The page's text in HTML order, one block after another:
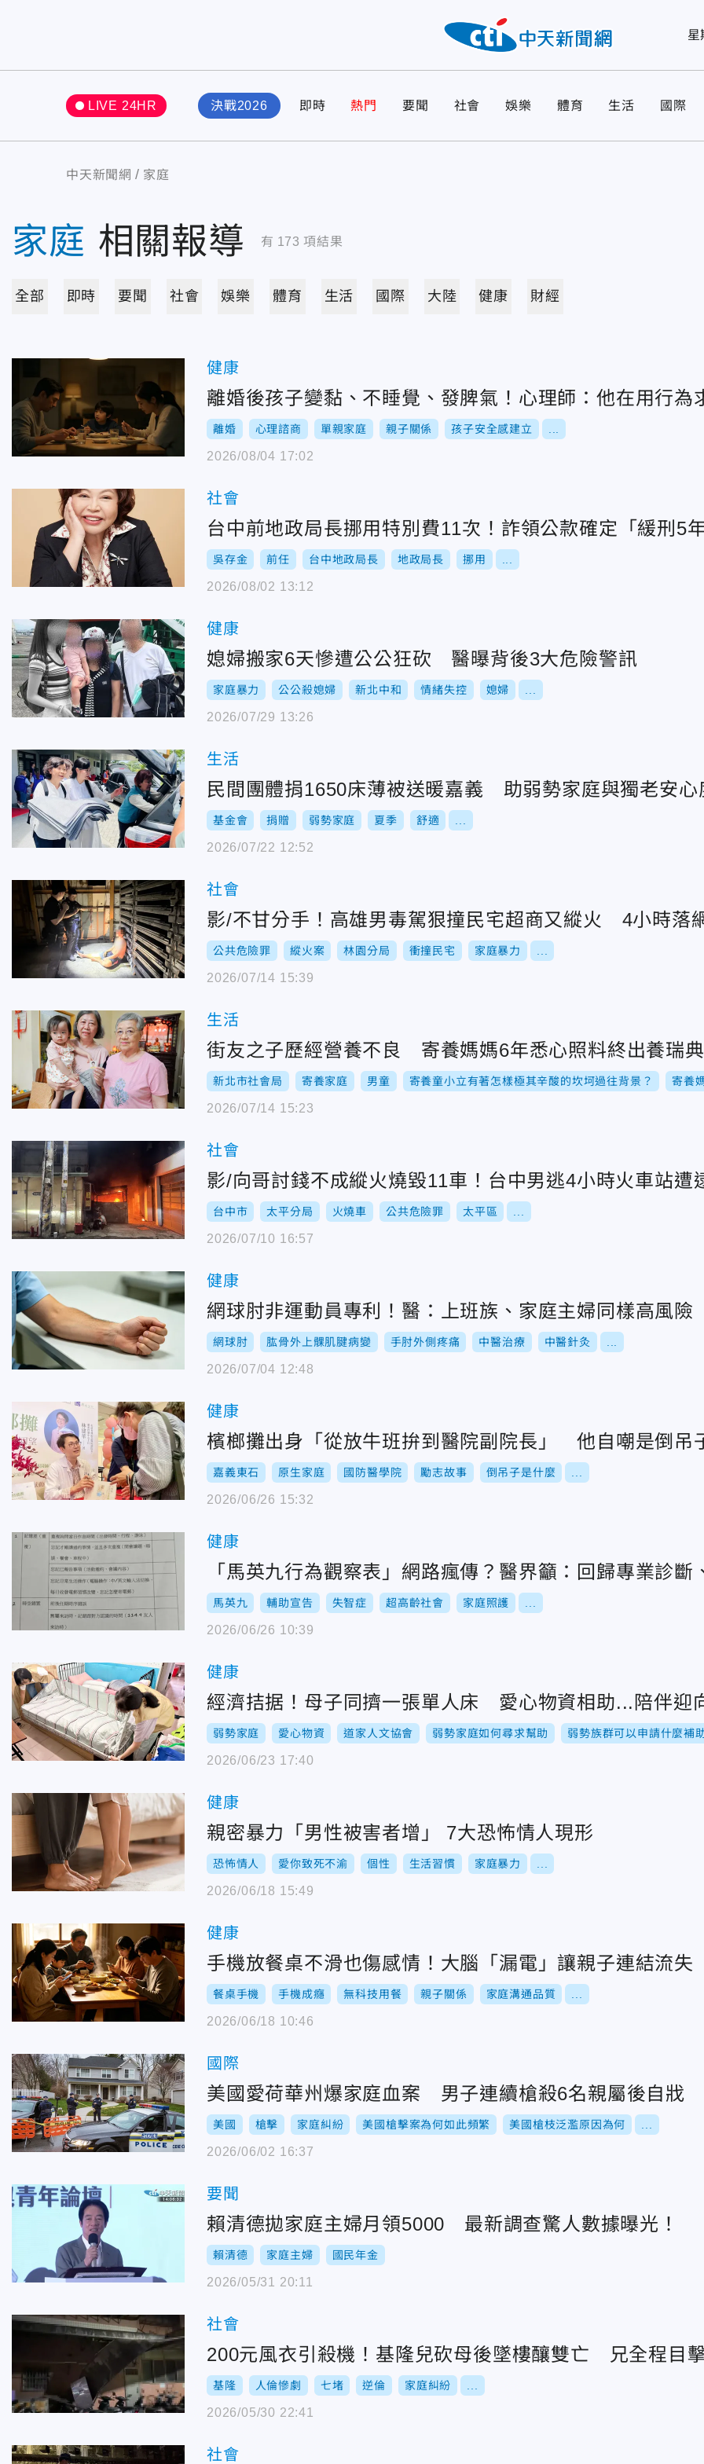
星
LIVE 24HR 決戰2026 即時 熱門 要聞 社會 娛樂 體育 生活 國際
中天新聞網 家庭
家庭 相關報導 有 173 項結果
全部 即時 要聞 社會 娛樂 體育 生活 國際 大陸 健康 財經
健康
離婚後孩子變黏、不睡覺、發脾氣！心理師：他在用行為
離婚 心理諮商 單親家庭 親子關係 孩子安全感建立
2026/08/04 17:02
社會
台中前地政局長挪用特別費11次！詐領公款確定「緩刑5年
吳存金 前任 台中地政局長 地政局長 挪用
2026/08/02 13:12
健康
媳婦搬家6天慘遭公公狂砍 醫曝背後3大危險警訊
家庭暴力 公公殺媳婦 新北中和 情緒失控 媳婦
2026/07/29 13:26
生活
民間團體捐1650床薄被送暖嘉義 助弱勢家庭與獨老安心
基金會 捐贈 弱勢家庭 夏季 舒適
2026/07/22 12:52
社會
影/不甘分手！高雄男毒駕狠撞民宅超商又縱火 4小時落
公共危險罪 縱火案 林園分局 衝撞民宅 家庭暴力
2026/07/14 15:39
生活
街友之子歷經營養不良 寄養媽媽6年悉心照料終出養瑞典
新北市社會局 寄養家庭 男童 寄養童小立有著怎樣極其辛酸的坎坷過往背景？ 寄養
2026/07/14 15:23
社會
影/向哥討錢不成縱火燒毀11車！台中男逃4小時火車站遭
台中市 太平分局 火燒車 公共危險罪 太平區
2026/07/10 16:57
健康
網球肘非運動員專利！醫：上班族、家庭主婦同樣高風險
網球肘 肱骨外上髁肌腱病變 手肘外側疼痛 中醫治療 中醫針灸
2026/07/04 12:48
健康
檳榔攤出身「從放牛班拚到醫院副院長」 他自嘲是倒吊
嘉義東石 原生家庭 國防醫學院 勵志故事 倒吊子是什麼
2026/06/26 15:32
健康
「馬英九行為觀察表」網路瘋傳？醫界籲：回歸專業診斷
馬英九 輔助宣告 失智症 超高齡社會 家庭照護
2026/06/26 10:39
健康
經濟拮据！母子同擠一張單人床 愛心物資相助...陪伴迎
弱勢家庭 愛心物資 道家人文協會 弱勢家庭如何尋求幫助 弱勢族群可以申請什麼補
2026/06/23 17:40
健康
親密暴力「男性被害者增」 7大恐怖情人現形
恐怖情人 愛你致死不渝 個性 生活習慣 家庭暴力
2026/06/18 15:49
健康
手機放餐桌不滑也傷感情！大腦「漏電」讓親子連結流失
餐桌手機 手機成癮 無科技用餐 親子關係 家庭溝通品質
2026/06/18 10:46
國際
美國愛荷華州爆家庭血案 男子連續槍殺6名親屬後自戕
美國 槍擊 家庭糾紛 美國槍擊案為何如此頻繁 美國槍枝泛濫原因為何
2026/06/02 16:37
要聞
賴清德拋家庭主婦月領5000 最新調查驚人數據曝光！
賴清德 家庭主婦 國民年金
2026/05/31 20:11
社會
200元風衣引殺機！基隆兒砍母後墜樓釀雙亡 兄全程目
基隆 人倫慘劇 七堵 逆倫 家庭糾紛
2026/05/30 22:41
社會